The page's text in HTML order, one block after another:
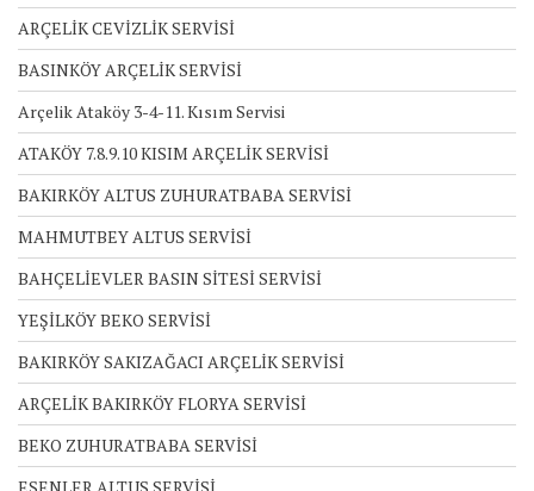
ARÇELİK CEVİZLİK SERVİSİ
BASINKÖY ARÇELİK SERVİSİ
Arçelik Ataköy 3-4-11. Kısım Servisi
ATAKÖY 7.8.9.10 KISIM ARÇELİK SERVİSİ
BAKIRKÖY ALTUS ZUHURATBABA SERVİSİ
MAHMUTBEY ALTUS SERVİSİ
BAHÇELİEVLER BASIN SİTESİ SERVİSİ
YEŞİLKÖY BEKO SERVİSİ
BAKIRKÖY SAKIZAĞACI ARÇELİK SERVİSİ
ARÇELİK BAKIRKÖY FLORYA SERVİSİ
BEKO ZUHURATBABA SERVİSİ